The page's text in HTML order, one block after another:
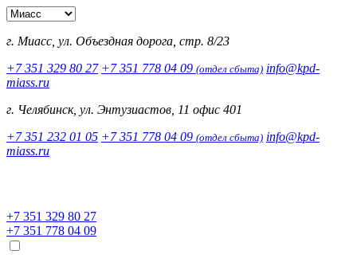
г. Миасс, ул. Объездная дорога, стр. 8/23
+7 351 329 80 27 +7 351 778 04 09 (отдел сбыта) info@kpd-
miass.ru
г. Челябинск, ул. Энтузиастов, 11 офис 401
+7 351 232 01 05 +7 351 778 04 09 (отдел сбыта) info@kpd-
miass.ru
+7 351 329 80 27
+7 351 778 04 09